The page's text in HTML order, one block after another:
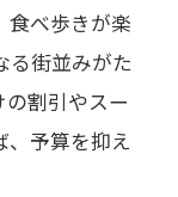
食べ歩きが楽
る街並みがた
割引やスー
、予算を抑え